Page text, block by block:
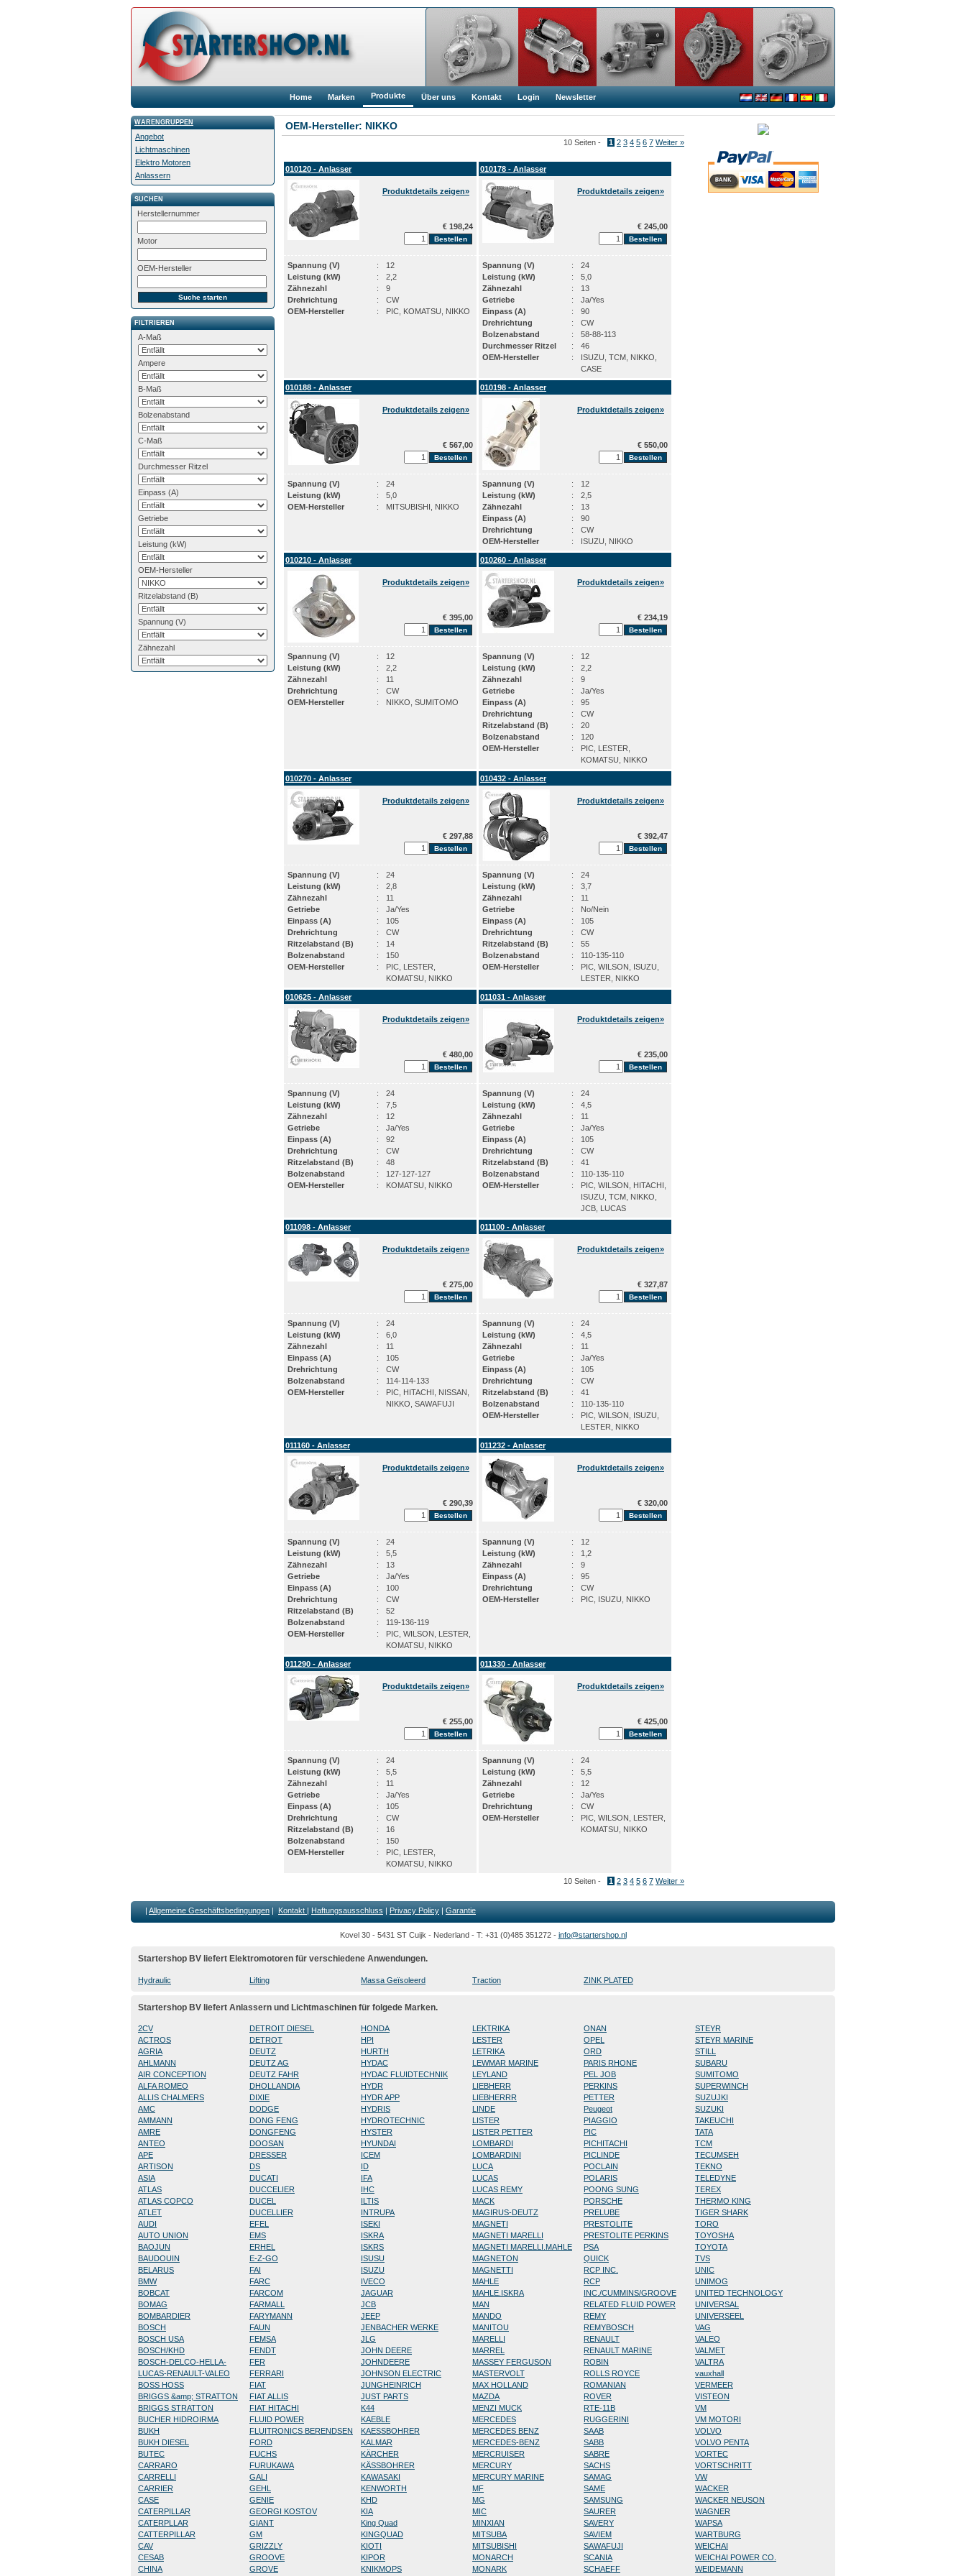
Home Marken Produkte Über uns Kontakt Login Newsletter
WARENGRUPPEN
Angebot
Lichtmaschinen
Elektro Motoren
Anlassern
SUCHEN
Herstellernummer
Motor
OEM-Hersteller
FILTRIEREN
A-Maß
Ampere
B-Maß
Bolzenabstand
C-Maß
Durchmesser Ritzel
Einpass (A)
Getriebe
Leistung (kW)
OEM-Hersteller
Ritzelabstand (B)
Spannung (V)
Zähnezahl
OEM-Hersteller: NIKKO
10 Seiten - 1 2 3 4 5 6 7 Weiter »
010120 - Anlasser
Produktdetails zeigen»
€ 198,24
Spannung (V) :
12
Leistung (kW)
:
2,2
Zähnezahl
:
9
Drehrichtung
:
CW
OEM-Hersteller
: PIC, KOMATSU, NIKKO
010178 - Anlasser
Produktdetails zeigen»
€ 245,00
Spannung (V) :
24
Leistung (kW)
:
5,0
Zähnezahl
:
13
Getriebe
:
Ja/Yes
Einpass (A)
:
90
Drehrichtung
:
CW
Bolzenabstand
:
58-88-113
Durchmesser Ritzel
:
46
OEM-Hersteller
:
ISUZU, TCM, NIKKO,
CASE
010188 - Anlasser
Produktdetails zeigen»
€ 567,00
Spannung (V) :
24
Leistung (kW)
:
5,0
OEM-Hersteller
: MITSUBISHI, NIKKO
010198 - Anlasser
Produktdetails zeigen»
€ 550,00
Spannung (V) :
12
Leistung (kW)
:
2,5
Zähnezahl
:
13
Einpass (A)
:
90
Drehrichtung
:
CW
OEM-Hersteller
: ISUZU, NIKKO
010210 - Anlasser
Produktdetails zeigen»
€ 395,00
Spannung (V) :
12
Leistung (kW)
:
2,2
Zähnezahl
:
11
Drehrichtung
:
CW
OEM-Hersteller
: NIKKO, SUMITOMO
010260 - Anlasser
Produktdetails zeigen»
€ 234,19
Spannung (V) :
12
Leistung (kW)
:
2,2
Zähnezahl
:
9
Getriebe
:
Ja/Yes
Einpass (A)
:
95
Drehrichtung
:
CW
Ritzelabstand (B)
:
20
Bolzenabstand
:
120
OEM-Hersteller
:
PIC, LESTER,
KOMATSU, NIKKO
010270 - Anlasser
Produktdetails zeigen»
€ 297,88
Spannung (V) :
24
Leistung (kW)
:
2,8
Zähnezahl
:
11
Getriebe
:
Ja/Yes
Einpass (A)
:
105
Drehrichtung
:
CW
Ritzelabstand (B)
:
14
Bolzenabstand
:
150
OEM-Hersteller
:
PIC, LESTER,
KOMATSU, NIKKO
010432 - Anlasser
Produktdetails zeigen»
€ 392,47
Spannung (V) :
24
Leistung (kW)
:
3,7
Zähnezahl
:
11
Getriebe
:
No/Nein
Einpass (A)
:
105
Drehrichtung
:
CW
Ritzelabstand (B)
:
55
Bolzenabstand
:
110-135-110
OEM-Hersteller
:
PIC, WILSON, ISUZU,
LESTER, NIKKO
010625 - Anlasser
Produktdetails zeigen»
€ 480,00
Spannung (V) :
24
Leistung (kW)
:
7,5
Zähnezahl
:
12
Getriebe
:
Ja/Yes
Einpass (A)
:
92
Drehrichtung
:
CW
Ritzelabstand (B)
:
48
Bolzenabstand
:
127-127-127
OEM-Hersteller
: KOMATSU, NIKKO
011031 - Anlasser
Produktdetails zeigen»
€ 235,00
Spannung (V) :
24
Leistung (kW)
:
4,5
Zähnezahl
:
11
Getriebe
:
Ja/Yes
Einpass (A)
:
105
Drehrichtung
:
CW
Ritzelabstand (B)
:
41
Bolzenabstand
:
110-135-110
OEM-Hersteller
:
PIC, WILSON, HITACHI,
ISUZU, TCM, NIKKO,
JCB, LUCAS
011098 - Anlasser
Produktdetails zeigen»
€ 275,00
Spannung (V) :
24
Leistung (kW)
:
6,0
Zähnezahl
:
11
Einpass (A)
:
105
Drehrichtung
:
CW
Bolzenabstand
:
114-114-133
OEM-Hersteller
:
PIC, HITACHI, NISSAN,
NIKKO, SAWAFUJI
011100 - Anlasser
Produktdetails zeigen»
€ 327,87
Spannung (V) :
24
Leistung (kW)
:
4,5
Zähnezahl
:
11
Getriebe
:
Ja/Yes
Einpass (A)
:
105
Drehrichtung
:
CW
Ritzelabstand (B)
:
41
Bolzenabstand
:
110-135-110
OEM-Hersteller
:
PIC, WILSON, ISUZU,
LESTER, NIKKO
011160 - Anlasser
Produktdetails zeigen»
€ 290,39
Spannung (V) :
24
Leistung (kW)
:
5,5
Zähnezahl
:
13
Getriebe
:
Ja/Yes
Einpass (A)
:
100
Drehrichtung
:
CW
Ritzelabstand (B)
:
52
Bolzenabstand
:
119-136-119
OEM-Hersteller
:
PIC, WILSON, LESTER,
KOMATSU, NIKKO
011232 - Anlasser
Produktdetails zeigen»
€ 320,00
Spannung (V) :
12
Leistung (kW)
:
1,2
Zähnezahl
:
9
Einpass (A)
:
95
Drehrichtung
:
CW
OEM-Hersteller
: PIC, ISUZU, NIKKO
011290 - Anlasser
Produktdetails zeigen»
€ 255,00
Spannung (V) :
24
Leistung (kW)
:
5,5
Zähnezahl
:
11
Getriebe
:
Ja/Yes
Einpass (A)
:
105
Drehrichtung
:
CW
Ritzelabstand (B)
:
16
Bolzenabstand
:
150
OEM-Hersteller
:
PIC, LESTER,
KOMATSU, NIKKO
011330 - Anlasser
Produktdetails zeigen»
€ 425,00
Spannung (V) :
24
Leistung (kW)
:
5,5
Zähnezahl
:
12
Getriebe
:
Ja/Yes
Drehrichtung
:
CW
OEM-Hersteller
:
PIC, WILSON, LESTER,
KOMATSU, NIKKO
10 Seiten - 1 2 3 4 5 6 7 Weiter »
| Allgemeine Geschäftsbedingungen | Kontakt | Haftungsausschluss | Privacy Policy | Garantie
Kovel 30 - 5431 ST Cuijk - Nederland - T: +31 (0)485 351272 - info@startershop.nl
Startershop BV liefert Elektromotoren für verschiedene Anwendungen.
Hydraulic Lifting Massa Geïsoleerd Traction ZINK PLATED
Startershop BV liefert Anlassern und Lichtmaschinen für folgede Marken.
2CV
ACTROS
AGRIA
AHLMANN
AIR CONCEPTION
ALFA ROMEO
ALLIS CHALMERS
AMC
AMMANN
AMRE
ANTEO
APE
ARTISON
ASIA
ATLAS
ATLAS COPCO
ATLET
AUDI
AUTO UNION
BAOJUN
BAUDOUIN
BELARUS
BMW
BOBCAT
BOMAG
BOMBARDIER
BOSCH
BOSCH USA
BOSCH/KHD
BOSCH-DELCO-HELLA-
LUCAS-RENAULT-VALEO
BOSS HOSS
BRIGGS &amp; STRATTON
BRIGGS STRATTON
BUCHER HIDROIRMA
BUKH
BUKH DIESEL
BUTEC
CARRARO
CARRELLI
CARRIER
CASE
CATERPILLAR
CATERPLLAR
CATTERPILLAR
CAV
CESAB
CHINA
DETROIT DIESEL
DETROT
DEUTZ
DEUTZ AG
DEUTZ FAHR
DHOLLANDIA
DIXIE
DODGE
DONG FENG
DONGFENG
DOOSAN
DRESSER
DS
DUCATI
DUCCELIER
DUCEL
DUCELLIER
EFEL
EMS
ERHEL
E-Z-GO
FAI
FARC
FARCOM
FARMALL
FARYMANN
FAUN
FEMSA
FENDT
FER
FERRARI
FIAT
FIAT ALLIS
FIAT HITACHI
FLUID POWER
FLUITRONICS BERENDSEN
FORD
FUCHS
FURUKAWA
GALI
GEHL
GENIE
GEORGI KOSTOV
GIANT
GM
GRIZZLY
GROOVE
GROVE
HONDA
HPI
HURTH
HYDAC
HYDAC FLUIDTECHNIK
HYDR
HYDR APP
HYDRIS
HYDROTECHNIC
HYSTER
HYUNDAI
ICEM
ID
IFA
IHC
ILTIS
INTRUPA
ISEKI
ISKRA
ISKRS
ISUSU
ISUZU
IVECO
JAGUAR
JCB
JEEP
JENBACHER WERKE
JLG
JOHN DEERE
JOHNDEERE
JOHNSON ELECTRIC
JUNGHEINRICH
JUST PARTS
K44
KAEBLE
KAESSBOHRER
KALMAR
KÄRCHER
KÄSSBOHRER
KAWASAKI
KENWORTH
KHD
KIA
King Quad
KINGQUAD
KIOTI
KIPOR
KNIKMOPS
LEKTRIKA
LESTER
LETRIKA
LEWMAR MARINE
LEYLAND
LIEBHERR
LIEBHERRR
LINDE
LISTER
LISTER PETTER
LOMBARDI
LOMBARDINI
LUCA
LUCAS
LUCAS REMY
MACK
MAGIRUS-DEUTZ
MAGNETI
MAGNETI MARELLI
MAGNETI MARELLI.MAHLE
MAGNETON
MAGNETTI
MAHLE
MAHLE.ISKRA
MAN
MANDO
MANITOU
MARELLI
MARREL
MASSEY FERGUSON
MASTERVOLT
MAX HOLLAND
MAZDA
MENZI MUCK
MERCEDES
MERCEDES BENZ
MERCEDES-BENZ
MERCRUISER
MERCURY
MERCURY MARINE
MF
MG
MIC
MINXIAN
MITSUBA
MITSUBISHI
MONARCH
MONARK
ONAN
OPEL
ORD
PARIS RHONE
PEL JOB
PERKINS
PETTER
Peugeot
PIAGGIO
PIC
PICHITACHI
PICLINDE
POCLAIN
POLARIS
POONG SUNG
PORSCHE
PRELUBE
PRESTOLITE
PRESTOLITE PERKINS
PSA
QUICK
RCP INC.
RCP
INC./CUMMINS/GROOVE
RELATED FLUID POWER
REMY
REMYBOSCH
RENAULT
RENAULT MARINE
ROBIN
ROLLS ROYCE
ROMANIAN
ROVER
RTE-11B
RUGGERINI
SAAB
SABB
SABRE
SACHS
SAMAG
SAME
SAMSUNG
SAURER
SAVERY
SAVIEM
SAWAFUJI
SCANIA
SCHAEFF
STEYR
STEYR MARINE
STILL
SUBARU
SUMITOMO
SUPERWINCH
SUZUJKI
SUZUKI
TAKEUCHI
TATA
TCM
TECUMSEH
TEKNO
TELEDYNE
TEREX
THERMO KING
TIGER SHARK
TORO
TOYOSHA
TOYOTA
TVS
UNIC
UNIMOG
UNITED TECHNOLOGY
UNIVERSAL
UNIVERSEEL
VAG
VALEO
VALMET
VALTRA
vauxhall
VERMEER
VISTEON
VM
VM MOTORI
VOLVO
VOLVO PENTA
VORTEC
VORTSCHRITT
VW
WACKER
WACKER NEUSON
WAGNER
WAPSA
WARTBURG
WEICHAI
WEICHAI POWER CO.
WEIDEMANN